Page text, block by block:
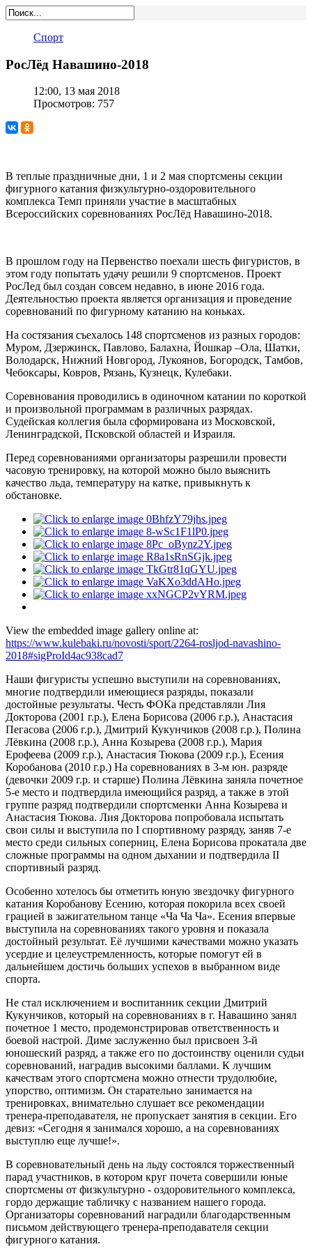
Спорт
РосЛёд Навашино-2018
12:00, 13 мая 2018
Просмотров: 757
В теплые праздничные дни, 1 и 2 мая спортсмены секции
фигурного катания физкультурно-оздоровительного
комплекса Темп приняли участие в масштабных
Всероссийских соревнованиях РосЛёд Навашино-2018.
В прошлом году на Первенство поехали шесть фигуристов, в
этом году попытать удачу решили 9 спортсменов. Проект
РосЛед был создан совсем недавно, в июне 2016 года.
Деятельностью проекта является организация и проведение
соревнований по фигурному катанию на коньках.
На состязания съехалось 148 спортсменов из разных городов:
Муром, Дзержинск, Павлово, Балахна, Йошкар –Ола, Шатки,
Володарск, Нижний Новгород, Лукоянов, Богородск, Тамбов,
Чебоксары, Ковров, Рязань, Кузнецк, Кулебаки.
Соревнования проводились в одиночном катании по короткой
и произвольной программам в различных разрядах.
Судейская коллегия была сформирована из Московской,
Ленинградской, Псковской областей и Израиля.
Перед соревнованиями организаторы разрешили провести
часовую тренировку, на которой можно было выяснить
качество льда, температуру на катке, привыкнуть к
обстановке.
View the embedded image gallery online at:
https://www.kulebaki.ru/novosti/sport/2264-rosljod-navashino-
2018#sigProId4ac938cad7
Наши фигуристы успешно выступили на соревнованиях,
многие подтвердили имеющиеся разряды, показали
достойные результаты. Честь ФОКа представляли Лия
Докторова (2001 г.р.), Елена Борисова (2006 г.р.), Анастасия
Пегасова (2006 г.р.), Дмитрий Кукунчиков (2008 г.р.), Полина
Лёвкина (2008 г.р.), Анна Козырева (2008 г.р.), Мария
Ерофеева (2009 г.р.), Анастасия Тюкова (2009 г.р.), Есения
Коробанова (2010 г.р.) На соревнованиях в 3-м юн. разряде
(девочки 2009 г.р. и старше) Полина Лёвкина заняла почетное
5-е место и подтвердила имеющийся разряд, а также в этой
группе разряд подтвердили спортсменки Анна Козырева и
Анастасия Тюкова. Лия Докторова попробовала испытать
свои силы и выступила по I спортивному разряду, заняв 7-е
место среди сильных соперниц, Елена Борисова прокатала две
сложные программы на одном дыхании и подтвердила II
спортивный разряд.
Особенно хотелось бы отметить юную звездочку фигурного
катания Коробанову Есению, которая покорила всех своей
грацией в зажигательном танце «Ча Ча Ча». Есения впервые
выступила на соревнованиях такого уровня и показала
достойный результат. Её лучшими качествами можно указать
усердие и целеустремленность, которые помогут ей в
дальнейшем достичь больших успехов в выбранном виде
спорта.
Не стал исключением и воспитанник секции Дмитрий
Кукунчиков, который на соревнованиях в г. Навашино занял
почетное 1 место, продемонстрировав ответственность и
боевой настрой. Диме заслуженно был присвоен 3-й
юношеский разряд, а также его по достоинству оценили судьи
соревнований, наградив высокими баллами. К лучшим
качествам этого спортсмена можно отнести трудолюбие,
упорство, оптимизм. Он старательно занимается на
тренировках, внимательно слушает все рекомендации
тренера-преподавателя, не пропускает занятия в секции. Его
девиз: «Сегодня я занимался хорошо, а на соревнованиях
выступлю еще лучше!».
В соревновательный день на льду состоялся торжественный
парад участников, в котором круг почета совершили юные
спортсмены от физкультурно - оздоровительного комплекса,
гордо держащие табличку с названием нашего города.
Организаторы соревнований наградили благодарственным
письмом действующего тренера-преподавателя секции
фигурного катания.